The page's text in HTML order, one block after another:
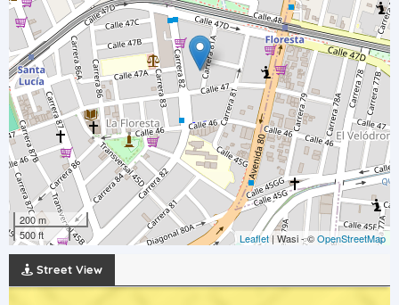
200 m
500 ft
Leaflet| Wasi - ©OpenStreetMap
Street View